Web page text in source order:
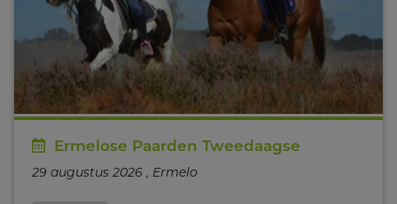
Ermelose Paarden Tweedaagse
29 augustus 2026 , Ermelo